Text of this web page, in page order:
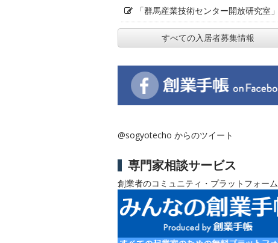
「群馬産業技術センター開放研究室」
すべての入居者募集情報
@sogyotecho からのツイート
専門家相談サービス
創業者のコミュニティ・プラットフォーム